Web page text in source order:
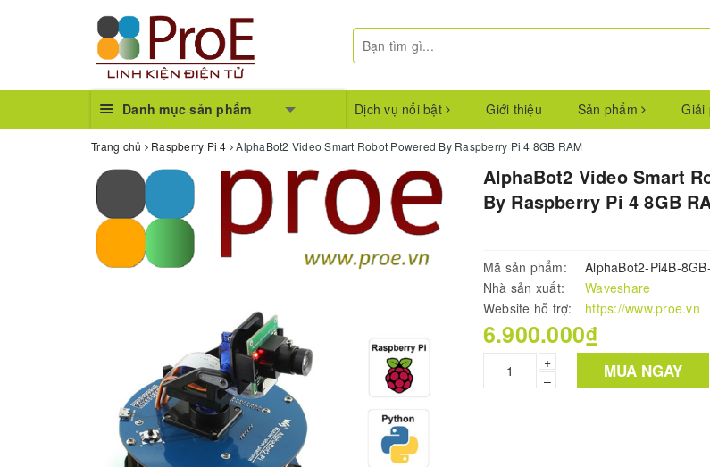
Danh mục sản phẩm Dịch vụ nổi bật Giới thiệu Sản phẩm Giải
Trang chủ Raspberry Pi 4 AlphaBot2 Video Smart Robot Powered By Raspberry Pi 4 8GB RAM
AlphaBot2 Video Smart
By Raspberry Pi 4 8GB
Mã sản phẩm:
AlphaBot2-Pi4B-
Nhà sản xuất:
Waveshare
Website hỗ trợ:
https://www.proe.vn
6.900.000₫
+
–
MUA NGAY